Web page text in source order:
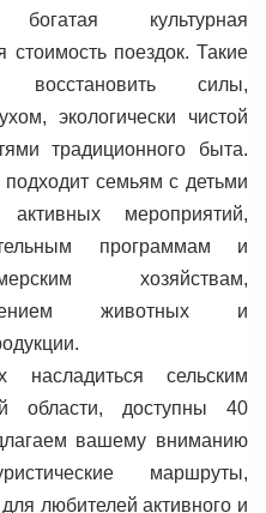
богатая культурная
поездок. Такие
восстановить силы,
экологически чистой
традиционного быта.
семьям с детьми
активных мероприятий,
программам и
хозяйствам,
животных и
сельским
области, доступны 40
вашему вниманию
маршруты,
любителей активного и